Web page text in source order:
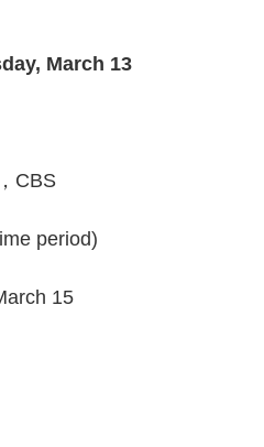
March 13
CBS
period)
15